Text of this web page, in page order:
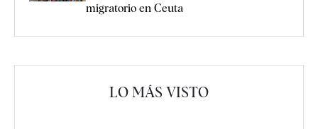
migratorio en Ceuta
LO MÁS VISTO